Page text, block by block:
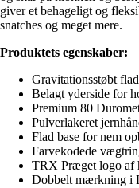
giver et behageligt og
snatches og meget mere.
Produktets egenskaber:
Gravitationsstøbt
Belagt yderside for
Premium 80
Pulverlakeret
Flad base for nem
Farvekodede
TRX Præget logo af
Dobbelt mærkning i